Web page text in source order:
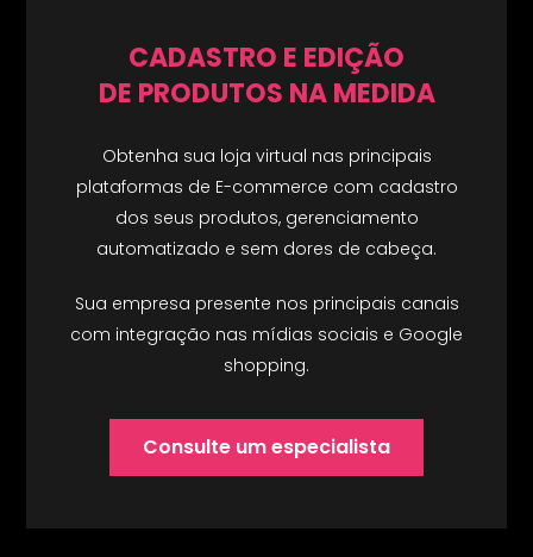
CADASTRO E EDIÇÃO
DE PRODUTOS NA MEDIDA
Obtenha sua loja virtual nas principais
plataformas de E-commerce com cadastro
dos seus produtos, gerenciamento
automatizado e sem dores de cabeça.
Sua empresa presente nos principais canais
com integração nas mídias sociais e Google
shopping.
Consulte um especialista